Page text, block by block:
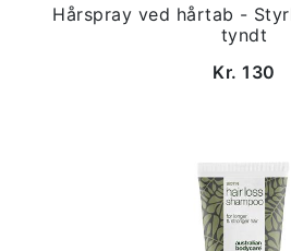
Hårspray ved hårtab -
tyndt
Kr. 130